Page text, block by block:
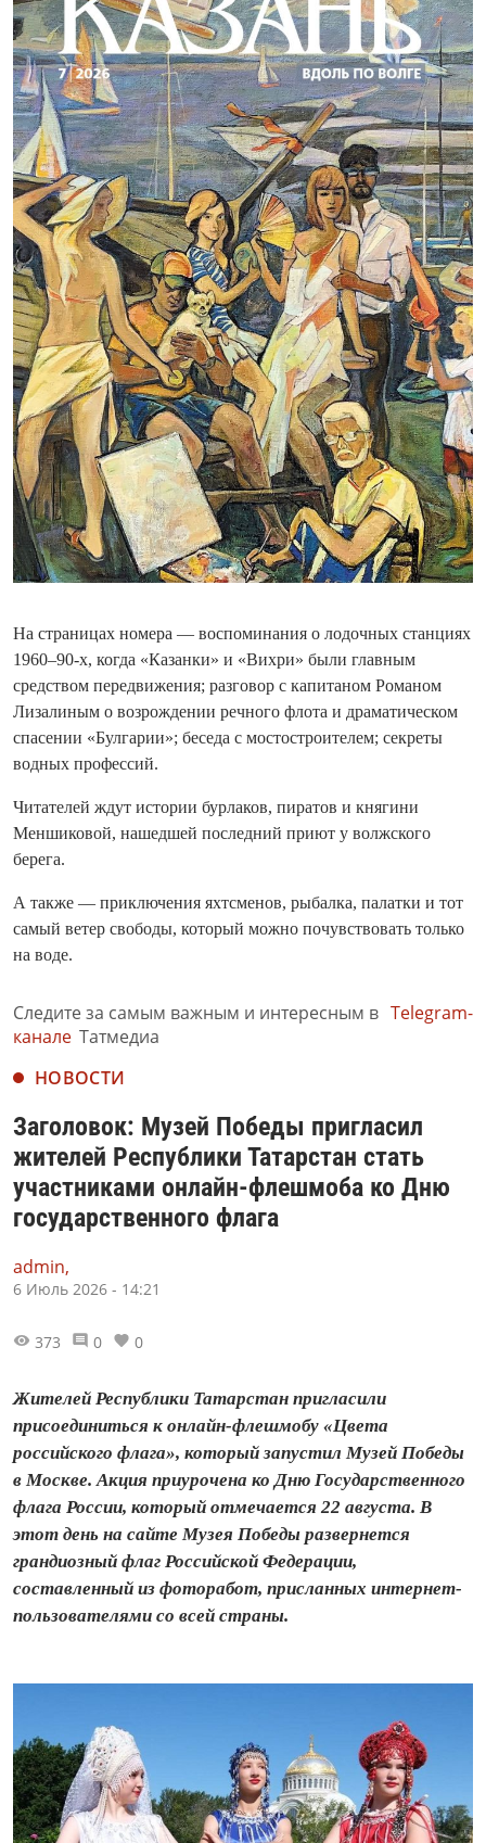
На страницах номера — воспоминания о лодочных станциях
1960–90-х, когда «Казанки» и «Вихри» были главным
средством передвижения; разговор с капитаном Романом
Лизалиным о возрождении речного флота и драматическом
спасении «Булгарии»; беседа с мостостроителем; секреты
водных профессий.
Читателей ждут истории бурлаков, пиратов и княгини
Меншиковой, нашедшей последний приют у волжского
берега.
А также — приключения яхтсменов, рыбалка, палатки и тот
самый ветер свободы, который можно почувствовать только
на воде.
Следите за самым важным и интересным в Telegram-
канале Татмедиа
НОВОСТИ
Заголовок: Музей Победы пригласил
жителей Республики Татарстан стать
участниками онлайн-флешмоба ко Дню
государственного флага
admin,
6 Июль 2026 - 14:21
373 0 0
Жителей Республики Татарстан пригласили
присоединиться к онлайн-флешмобу «Цвета
российского флага», который запустил Музей Победы
в Москве. Акция приурочена ко Дню Государственного
флага России, который отмечается 22 августа. В
этот день на сайте Музея Победы развернется
грандиозный флаг Российской Федерации,
составленный из фоторабот, присланных интернет-
пользователями со всей страны.